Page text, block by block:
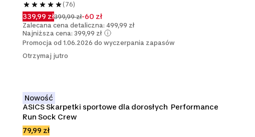
(76)
339,99 zł399,99 zł-60 zł
Zalecana cena detaliczna: 499,99 zł
Najniższa cena: 399,99 zł
Promocja od 1.06.2026 do wyczerpania zapasów
Otrzymaj jutro
Nowość
ASICS Skarpetki sportowe dla dorosłych  Performance
Run Sock Crew
79,99 zł